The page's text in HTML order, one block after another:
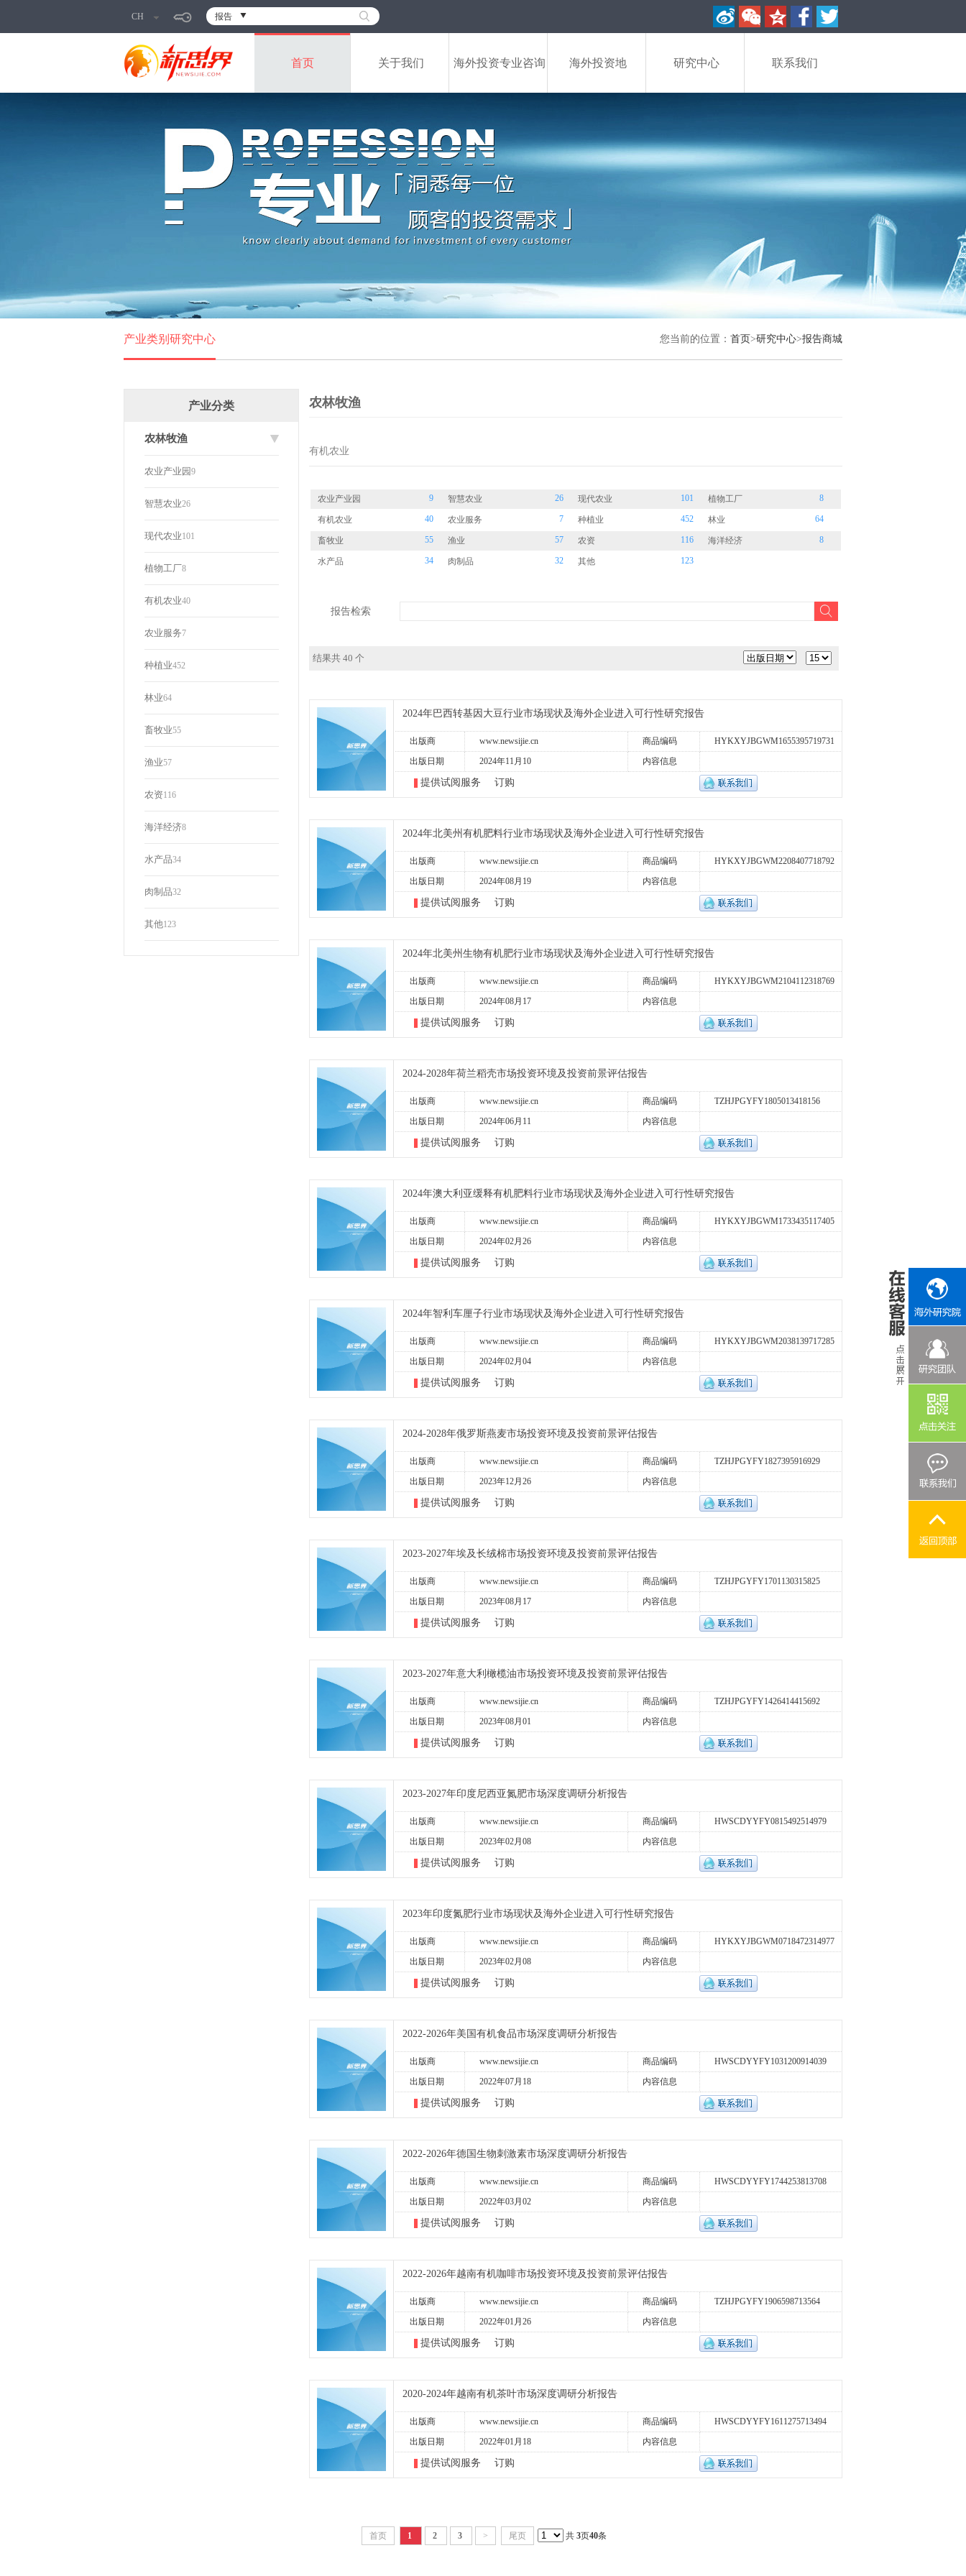
CH 报告
首页 关于我们 海外投资专业咨询 海外投资地 研究中心 联系我们
您当前的位置： 首页>研究中心>报告商城
产业类别研究中心
产业分类
农林牧渔
农业产业园9
智慧农业26
现代农业101
植物工厂8
有机农业40
农业服务7
种植业452
林业64
畜牧业55
渔业57
农资116
海洋经济8
水产品34
肉制品32
其他123
农林牧渔
有机农业
农业产业园 9 智慧农业 26 现代农业 101 植物工厂 8
有机农业 40 农业服务 7 种植业 452 林业 64
畜牧业 55 渔业 57 农资 116 海洋经济 8
水产品 34 肉制品 32 其他 123
报告检索
结果共 40 个
2024年巴西转基因大豆行业市场现状及海外企业进入可行性研究报告
出版商 www.newsijie.cn 商品编码
HYKXYJBGWM1655395719731
出版日期
2024年11月10 内容信息
提供试阅服务 订购
2024年北美州有机肥料行业市场现状及海外企业进入可行性研究报告
出版商 www.newsijie.cn 商品编码
HYKXYJBGWM2208407718792
出版日期
2024年08月19 内容信息
提供试阅服务 订购
2024年北美州生物有机肥行业市场现状及海外企业进入可行性研究报告
出版商 www.newsijie.cn 商品编码
HYKXYJBGWM2104112318769
出版日期
2024年08月17 内容信息
提供试阅服务 订购
2024-2028年荷兰稻壳市场投资环境及投资前景评估报告
出版商 www.newsijie.cn 商品编码
TZHJPGYFY1805013418156
出版日期
2024年06月11 内容信息
提供试阅服务 订购
2024年澳大利亚缓释有机肥料行业市场现状及海外企业进入可行性研究报告
出版商 www.newsijie.cn 商品编码
HYKXYJBGWM1733435117405
出版日期
2024年02月26 内容信息
提供试阅服务 订购
2024年智利车厘子行业市场现状及海外企业进入可行性研究报告
出版商 www.newsijie.cn 商品编码
HYKXYJBGWM2038139717285
出版日期
2024年02月04 内容信息
提供试阅服务 订购
2024-2028年俄罗斯燕麦市场投资环境及投资前景评估报告
出版商 www.newsijie.cn 商品编码
TZHJPGYFY1827395916929
出版日期
2023年12月26 内容信息
提供试阅服务 订购
2023-2027年埃及长绒棉市场投资环境及投资前景评估报告
出版商 www.newsijie.cn 商品编码
TZHJPGYFY1701130315825
出版日期
2023年08月17 内容信息
提供试阅服务 订购
2023-2027年意大利橄榄油市场投资环境及投资前景评估报告
出版商 www.newsijie.cn 商品编码
TZHJPGYFY1426414415692
出版日期
2023年08月01 内容信息
提供试阅服务 订购
2023-2027年印度尼西亚氮肥市场深度调研分析报告
出版商 www.newsijie.cn 商品编码
HWSCDYYFY0815492514979
出版日期
2023年02月08 内容信息
提供试阅服务 订购
2023年印度氮肥行业市场现状及海外企业进入可行性研究报告
出版商 www.newsijie.cn 商品编码
HYKXYJBGWM0718472314977
出版日期
2023年02月08 内容信息
提供试阅服务 订购
2022-2026年美国有机食品市场深度调研分析报告
出版商 www.newsijie.cn 商品编码
HWSCDYYFY1031200914039
出版日期
2022年07月18 内容信息
提供试阅服务 订购
2022-2026年德国生物刺激素市场深度调研分析报告
出版商 www.newsijie.cn 商品编码
HWSCDYYFY1744253813708
出版日期
2022年03月02 内容信息
提供试阅服务 订购
2022-2026年越南有机咖啡市场投资环境及投资前景评估报告
出版商 www.newsijie.cn 商品编码
TZHJPGYFY1906598713564
出版日期
2022年01月26 内容信息
提供试阅服务 订购
2020-2024年越南有机茶叶市场深度调研分析报告
出版商 www.newsijie.cn 商品编码
HWSCDYYFY1611275713494
出版日期
2022年01月18 内容信息
提供试阅服务 订购
首页 1 2 3 > 尾页 共 3页40条